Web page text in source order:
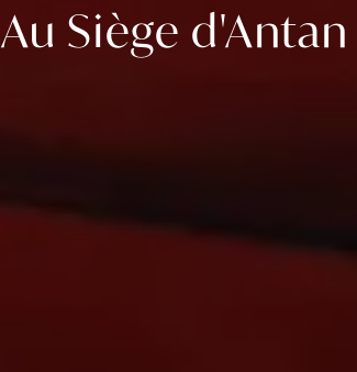
Au Siège d'Antan